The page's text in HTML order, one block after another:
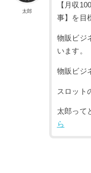
太郎
【月収
事】を目
物販ビジ
います。
物販ビジ
スロット
太郎って
ら